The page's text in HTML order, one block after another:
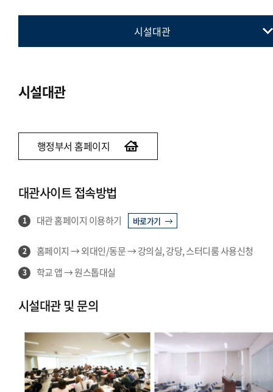
시설대관
시설대관
행정부서 홈페이지
대관사이트 접속방법
1 대관 홈페이지 이용하기 바로가기
2 홈페이지 → 외대인/동문 → 강의실, 강당, 스터디룸 사용신청
3 학교 앱 → 원스톱대실
시설대관 및 문의